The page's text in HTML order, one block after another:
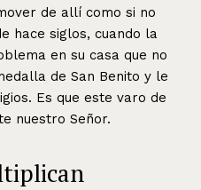
de allí como si no
hace siglos, cuando la
en su casa que no
de San Benito y le
Es que este varo de
nuestro Señor.